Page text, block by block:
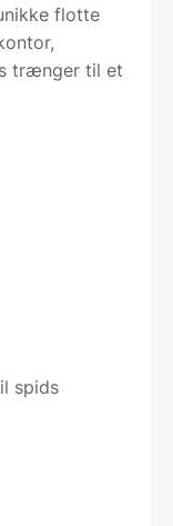
flotte
trænger til et
spids